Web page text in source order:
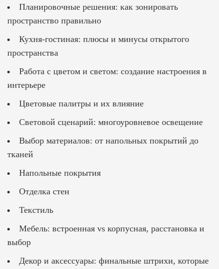
Планировочные решения: как зонировать
пространство правильно
Кухня-гостиная: плюсы и минусы открытого
пространства
Работа с цветом и светом: создание настроения в
интерьере
Цветовые палитры и их влияние
Световой сценарий: многоуровневое освещение
Выбор материалов: от напольных покрытий до
тканей
Напольные покрытия
Отделка стен
Текстиль
Мебель: встроенная vs корпусная, расстановка и
выбор
Декор и аксессуары: финальные штрихи, которые